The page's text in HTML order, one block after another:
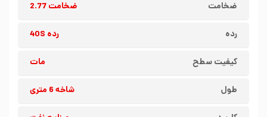
ضخامت ضخامت 2.77
رده رده 40S
کیفیت سطح مات
طول شاخه 6 متری